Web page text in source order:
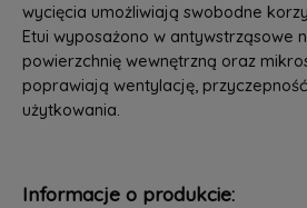
wycięcia umożliwiają swobodne
Etui wyposażono w antywstrząsowe
powierzchnię wewnętrzną oraz
poprawiają wentylację,
użytkowania.
Informacje o produkcie: